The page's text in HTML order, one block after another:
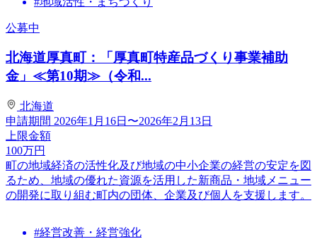
公募中
北海道厚真町：「厚真町特産品づくり事業補助
金」≪第10期≫（令和...
北海道
申請期間 2026年1月16日〜2026年2月13日
上限金額
100万円
町の地域経済の活性化及び地域の中小企業の経営の安定を図
るため、地域の優れた資源を活用した新商品・地域メニュー
の開発に取り組む町内の団体、企業及び個人を支援します。
#経営改善・経営強化